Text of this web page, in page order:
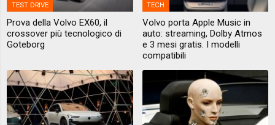
TEST DRIVE
Prova della Volvo EX60, il
crossover più tecnologico di
Goteborg
TECH
Volvo porta Apple Music in
auto: streaming, Dolby Atmos
e 3 mesi gratis. I modelli
compatibili